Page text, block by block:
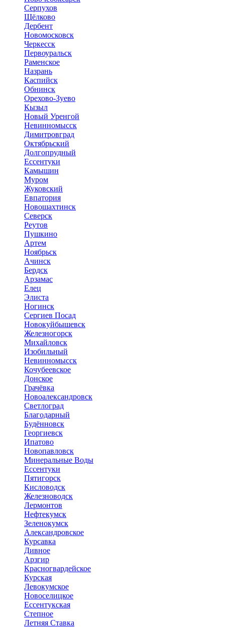
Серпухов
Щёлково
Дербент
Новомосковск
Черкесск
Первоуральск
Раменское
Назрань
Каспийск
Обнинск
Орехово-Зуево
Кызыл
Новый Уренгой
Невинномысск
Димитровград
Октябрьский
Долгопрудный
Ессентуки
Камышин
Муром
Жуковский
Евпатория
Новошахтинск
Северск
Реутов
Пушкино
Артем
Ноябрьск
Ачинск
Бердск
Арзамас
Елец
Элиста
Ногинск
Сергиев Посад
Новокуйбышевск
Железногорск
Михайловск
Изобильный
Невинномысск
Кочубеевское
Донское
Грачёвка
Новоалександровск
Светлоград
Благодарный
Будённовск
Георгиевск
Ипатово
Новопавловск
Минеральные Воды
Ессентуки
Пятигорск
Кисловодск
Железноводск
Лермонтов
Нефтекумск
Зеленокумск
Александровское
Курсавка
Дивное
Арзгир
Красногвардейское
Курская
Левокумское
Новоселицкое
Ессентукская
Степное
Летняя Ставка